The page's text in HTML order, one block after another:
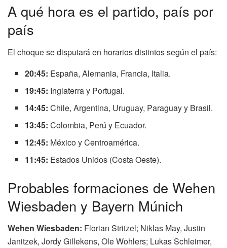
A qué hora es el partido, país por
país
El choque se disputará en horarios distintos según el país:
20:45: España, Alemania, Francia, Italia.
19:45: Inglaterra y Portugal.
14:45: Chile, Argentina, Uruguay, Paraguay y Brasil.
13:45: Colombia, Perú y Ecuador.
12:45: México y Centroamérica.
11:45: Estados Unidos (Costa Oeste).
Probables formaciones de Wehen
Wiesbaden y Bayern Múnich
Wehen Wiesbaden: Florian Stritzel; Niklas May, Justin
Janitzek, Jordy Gillekens, Ole Wohlers; Lukas Schleimer,